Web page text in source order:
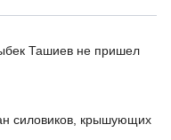
Ташиев не пришел
силовиков, крышующих